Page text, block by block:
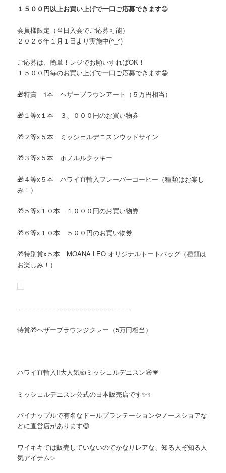
１５００円以上お買い上げで一口ご応募できます😄
会員様限定（当日入会でご応募可能）
２０２６年１月１日より実施中(^_^)
ご応募は、簡単！レジでお願いすればOK！
１５００円毎のお買い上げで一口ご応募できます😁
🎁特賞 1本 ヘザーブラウンアート（５万円相当）
🎁１等x１本 ３、０００円のお買い物券
🎁２等x５本 ミッシェルデニスンウッドサイン
🎁３等x５本 ホノルルクッキー
🎁４等x５本 ハワイ直輸入フレーバーコーヒー（種類はお楽し
み！）
🎁５等x１０本 １０００円のお買い物券
🎁６等x１０本 ５００円のお買い物券
🎁特別賞x５本 MOANA LEO オリジナルトートバッグ（種類は
お楽しみ！）
============================
特賞🎁ヘザーブラウンジクレー（5万円相当）
ハワイ直輸入‼大人気👍ミッシェルデニスン😆💗
ミッシェルデニスン公式の日本販売店です✨✨
パイナップルで有名なドールプランテーションやノースショアな
どに直営店があります😊
ワイキキでは販売していないのでかなりレアな、知る人ぞ知る人
気アイテム✨